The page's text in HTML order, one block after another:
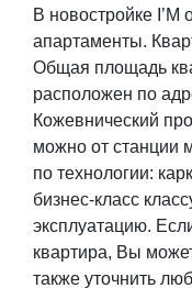
В новостройке I’M
апартаменты.
Общая площадь
расположен по
Кожевнический
можно от станции
по технологии:
бизнес-класс
эксплуатацию.
квартира, Вы
также уточнить